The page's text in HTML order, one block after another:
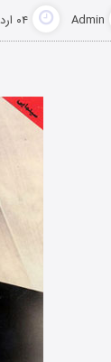
Admin ۰۴ اردیبهشت ۱۳۹۳